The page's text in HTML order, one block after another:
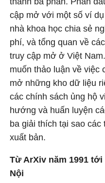
cập mở với một số ví
nhà khoa học chia sẻ
phí, và tổng quan về
truy cập mở ở Việt
muốn thảo luận về
mở những kho dữ liệu
các chính sách ủng hộ
hướng và huấn luyện
ba giải thích tại sao
xuất bản.
Từ ArXiv năm 1991 tới
Nội